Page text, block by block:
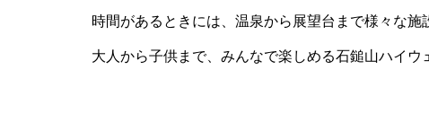
時間があるときには、温泉から展望台まで様々な
大人から子供まで、みんなで楽しめる石鎚山ハイ